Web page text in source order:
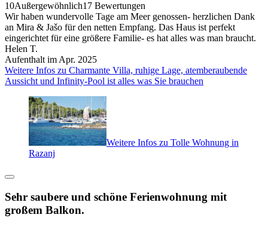
10Außergewöhnlich17 Bewertungen
Wir haben wundervolle Tage am Meer genossen- herzlichen Dank
an Mira & Jašo für den netten Empfang. Das Haus ist perfekt
eingerichtet für eine größere Familie- es hat alles was man braucht.
Helen T.
Aufenthalt im Apr. 2025
Weitere Infos zu Charmante Villa, ruhige Lage, atemberaubende
Aussicht und Infinity-Pool ist alles was Sie brauchen
Weitere Infos zu Tolle Wohnung in
Razanj
Sehr saubere und schöne Ferienwohnung mit
großem Balkon.